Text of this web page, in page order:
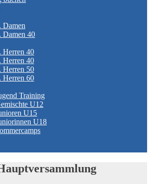
Damen
Damen 40
Herren 40
Herren 40
Herren 50
Herren 60
Training
U12
U15
U18